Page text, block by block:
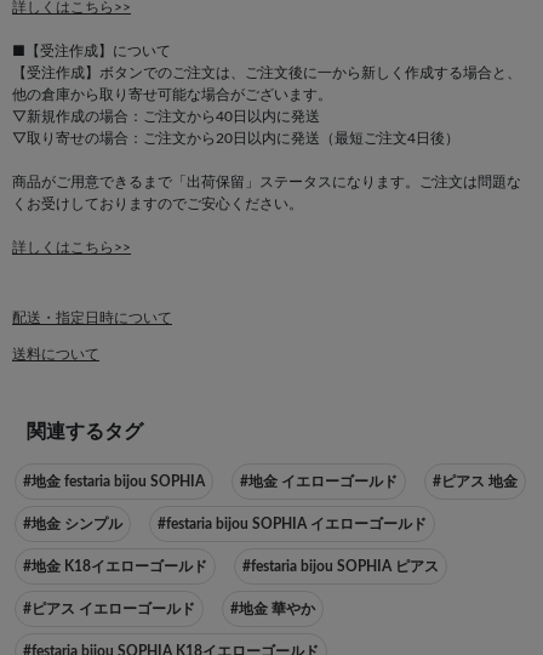
詳しくはこちら>>
■【受注作成】について
【受注作成】ボタンでのご注文は、ご注文後に一から新しく作成する場合と、
他の倉庫から取り寄せ可能な場合がございます。
▽新規作成の場合：ご注文から40日以内に発送
▽取り寄せの場合：ご注文から20日以内に発送（最短ご注文4日後）
商品がご用意できるまで「出荷保留」ステータスになります。ご注文は問題な
くお受けしておりますのでご安心ください。
詳しくはこちら>>
配送・指定日時について
送料について
関連するタグ
#地金 festaria bijou SOPHIA #地金 イエローゴールド #ピアス 地金
#地金 シンプル #festaria bijou SOPHIA イエローゴールド
#地金 K18イエローゴールド #festaria bijou SOPHIA ピアス
#ピアス イエローゴールド #地金 華やか
#festaria bijou SOPHIA K18イエローゴールド